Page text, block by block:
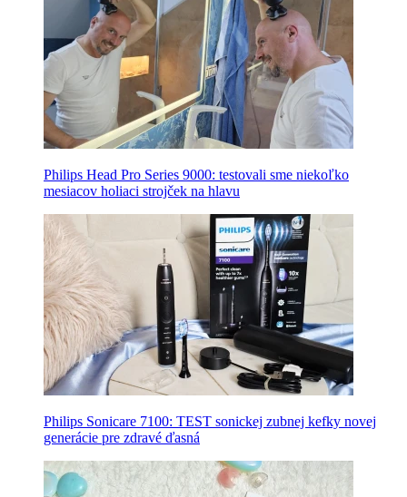
Philips Head Pro Series 9000: testovali sme niekoľko
mesiacov holiaci strojček na hlavu
Philips Sonicare 7100: TEST sonickej zubnej kefky novej
generácie pre zdravé ďasná